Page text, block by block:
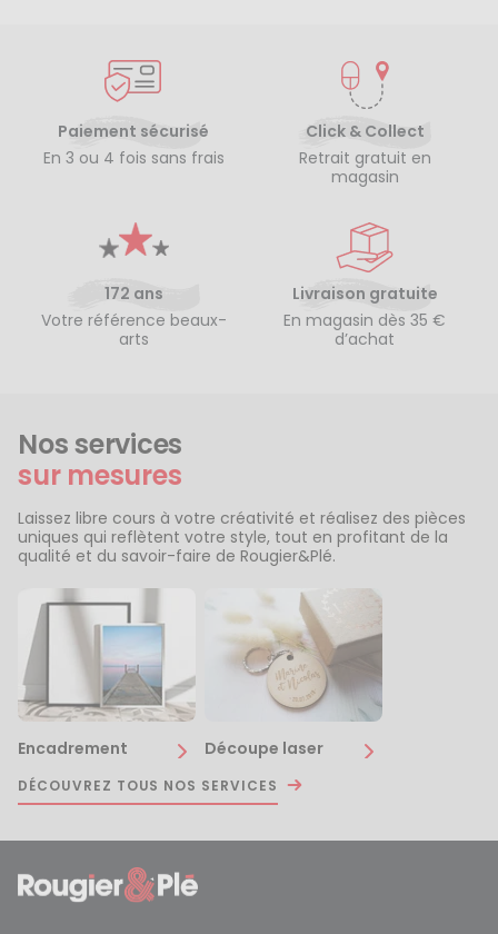
Paiement sécurisé
En 3 ou 4 fois sans frais
Click & Collect
Retrait gratuit en
magasin
172 ans
Votre référence beaux-
arts
Livraison gratuite
En magasin dès 35 €
d’achat
Nos services
sur mesures
Laissez libre cours à votre créativité et réalisez des pièces
uniques qui reflètent votre style, tout en profitant de la
qualité et du savoir-faire de Rougier&Plé.
Encadrement Découpe laser
DÉCOUVREZ TOUS NOS SERVICES